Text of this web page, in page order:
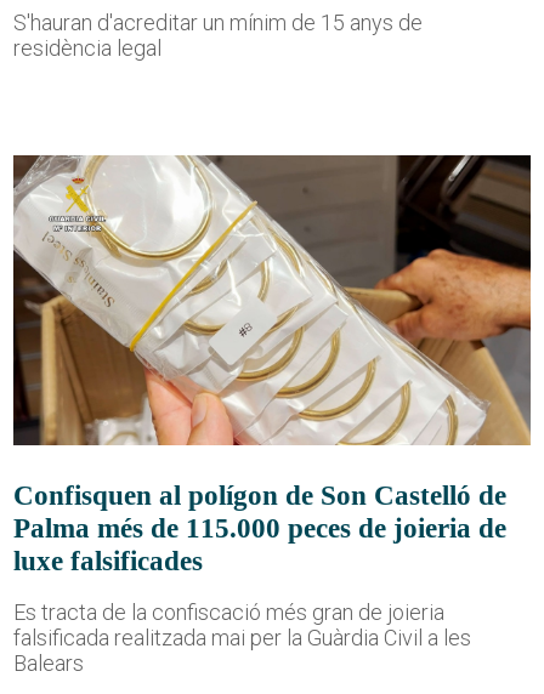
S'hauran d'acreditar un mínim de 15 anys de
residència legal
Confisquen al polígon de Son Castelló de
Palma més de 115.000 peces de joieria de
luxe falsificades
Es tracta de la confiscació més gran de joieria
falsificada realitzada mai per la Guàrdia Civil a les
Balears